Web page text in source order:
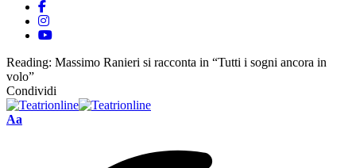
Reading: Massimo Ranieri si racconta in “Tutti i sogni ancora in
volo”
Condividi
Font
Aa